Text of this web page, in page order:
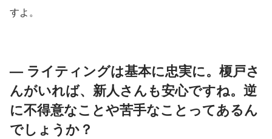
すよ。
— ライティングは基本に忠実に。榎戸さ
んがいれば、新人さんも安心ですね。逆
に不得意なことや苦手なことってあるん
でしょうか？